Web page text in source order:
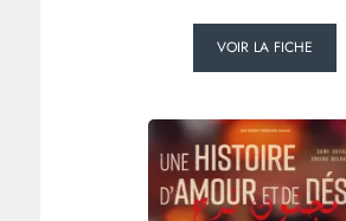
VOIR LA FICHE